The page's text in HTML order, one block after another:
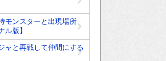
モンスターと出現場所
ル版】
ャと再戦して仲間にする